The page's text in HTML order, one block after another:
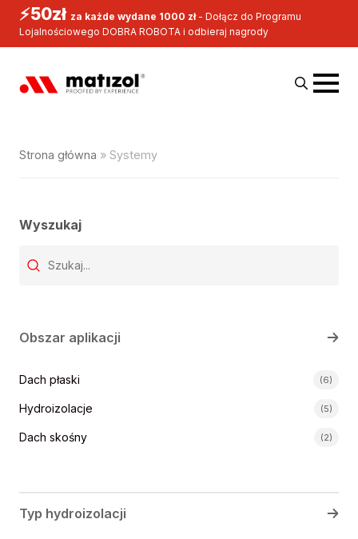
⚡50zł za każde wydane 1000 zł- Dołącz do Programu
Lojalnościowego DOBRA ROBOTA i odbieraj nagrody
Systemy
Strona główna » Systemy
Wyszukaj
Wyszukaj produkt
Search content
Obszar aplikacji
Kategorie systemów
Dach płaski (6)
Hydroizolacje (5)
Dach skośny (2)
Typ hydroizolacji